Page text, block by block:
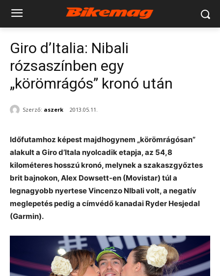
Giro d’Italia: Nibali
rózsaszínben egy
„körömrágós” kronó után
Szerző: aszerk 2013.05.11.
Időfutamhoz képest majdhogynem „körömrágósan”
alakult a Giro d’Itala nyolcadik etapja, az 54,8
kilométeres hosszú kronó, melynek a szakaszgyőztes
brit bajnokon, Alex Dowsett-en (Movistar) túl a
legnagyobb nyertese Vincenzo NIbali volt, a negatív
meglepetés pedig a címvédő kanadai Ryder Hesjedal
(Garmin).